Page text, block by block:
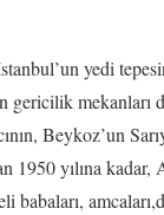
yedi
gericilik mekanları
Beykoz’un
1950 yılına kadar,
babaları,